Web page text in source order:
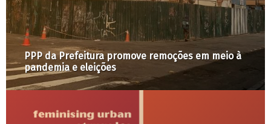
Lei de Anistia, um instrumento do não-
planejamento da cidade